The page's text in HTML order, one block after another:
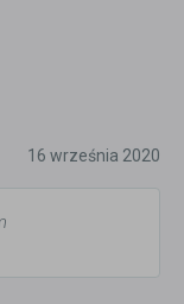
16 września 2020